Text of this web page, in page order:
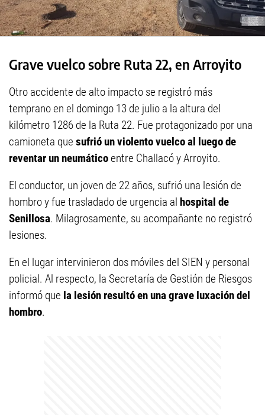
Grave vuelco sobre Ruta 22, en Arroyito
Otro accidente de alto impacto se registró más
temprano en el domingo 13 de julio a la altura del
kilómetro 1286 de la Ruta 22. Fue protagonizado por una
camioneta que sufrió un violento vuelco al luego de
reventar un neumáticoentre Challacó y Arroyito.
El conductor, un joven de 22 años, sufrió una lesión de
hombro y fue trasladado de urgencia al hospital de
Senillosa. Milagrosamente, su acompañante no registró
lesiones.
En el lugar intervinieron dos móviles del SIEN y personal
policial. Al respecto, la Secretaría de Gestión de Riesgos
informó que la lesión resultó en una grave luxación del
hombro.